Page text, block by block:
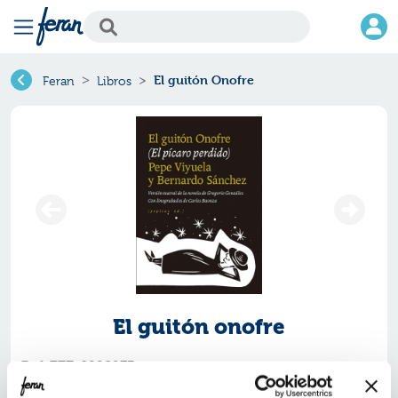
Feran Libros El guitón Onofre
El guitón onofre
Ref. ZZZ-8998973
ISBN: